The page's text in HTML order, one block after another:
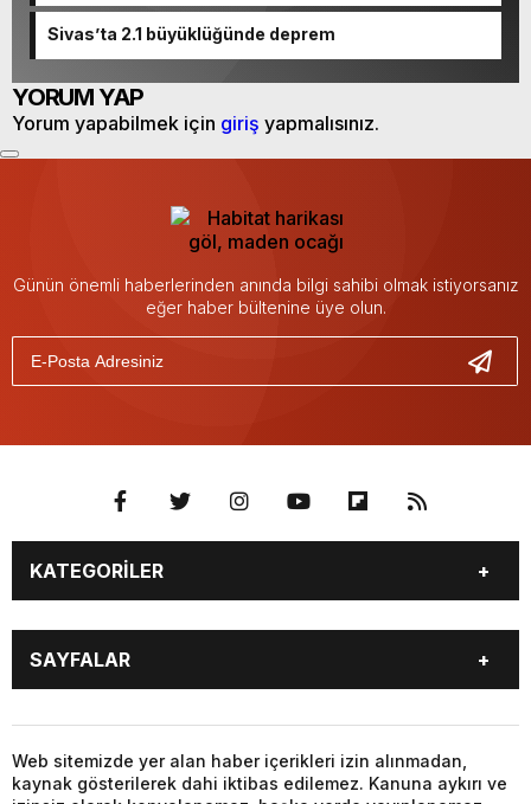
Sivas’ta 2.1 büyüklüğünde deprem
YORUM YAP
Yorum yapabilmek için giriş yapmalısınız.
Günün önemli haberlerinden anında bilgi sahibi olmak istiyorsanız
eğer haber bültenine üye olun.
KATEGORİLER
BİYOGRAFİLER
DÜNYA
EĞİTİM
FOTO GALERİ
Genel
GÜNDEM
KÜLTÜR SANAT
MAGAZİN
SAĞLIK
SİYASET
SPOR
SAYFALAR
EĞİTİM
EKONOMİ
FOTO GALERİ
Genel
Web sitemizde yer alan haber içerikleri izin alınmadan,
kaynak gösterilerek dahi iktibas edilemez. Kanuna aykırı ve